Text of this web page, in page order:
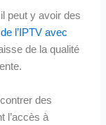
peut y avoir des
de l’IPTV avec
de la qualité
des
l’accès à